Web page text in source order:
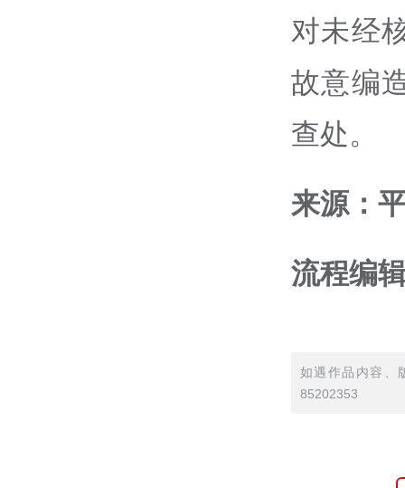
对未经
故意编
查处。
来源：
流程编
如遇作品内容、
85202353